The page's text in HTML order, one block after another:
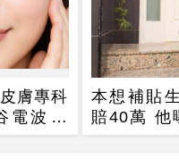
膚專科
電波 X
強韌
本想補貼
賠40萬 他
當沖是毒藥